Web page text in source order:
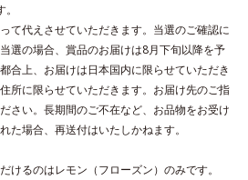
て代えさせていただきます。当選のご確認に
選の場合、賞品のお届けは8月下旬以降を予
合上、お届けは日本国内に限らせていただき
所に限らせていただきます。お届け先のご指
さい。長期間のご不在など、お品物をお受け
た場合、再送付はいたしかねます。
るのはレモン（フローズン）のみです。